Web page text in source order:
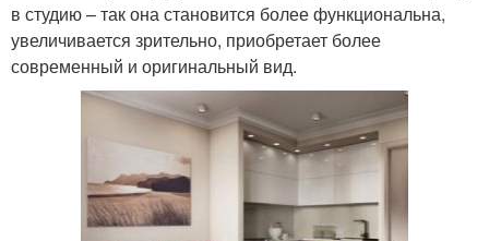
в студию – так она становится более функциональна,
увеличивается зрительно, приобретает более
современный и оригинальный вид.